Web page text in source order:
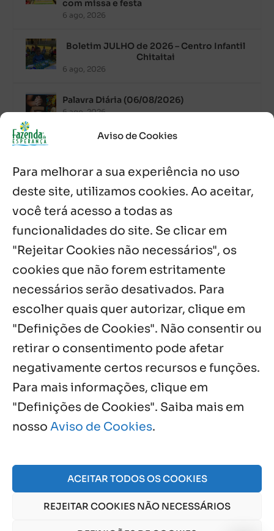
Aviso de Cookies
Para melhorar a sua experiência no uso
deste site, utilizamos cookies. Ao aceitar,
você terá acesso a todas as
funcionalidades do site. Se clicar em
"Rejeitar Cookies não necessários", os
cookies que não forem estritamente
necessários serão desativados. Para
escolher quais quer autorizar, clique em
"Definições de Cookies". Não consentir ou
retirar o consentimento pode afetar
negativamente certos recursos e funções.
Para mais informações, clique em
"Definições de Cookies". Saiba mais em
nosso Aviso de Cookies.
ACEITAR TODOS OS COOKIES
REJEITAR COOKIES NÃO NECESSÁRIOS
com missa e festa
6 ago, 2026
Boletim JULHO de 2026 – Centro Infantil
Chitaitai
6 ago, 2026
Palavra Diária (06/08/2026)
6 ago, 2026
de Guadalajara
Fazenda Dom Mário comemora 5 anos
com testemunhos e missa em São
Cristóvão
5 ago, 2026
Notícias por Categoria
Próximos Eventos
Agosto, 2026
da Esperança. CNPJ: 48555775000150 | Aviso de Cookies